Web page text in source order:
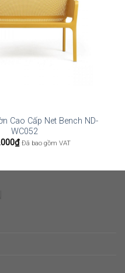
Cao Cấp Net Bench ND-
WC052
₫ Đã bao gồm VAT